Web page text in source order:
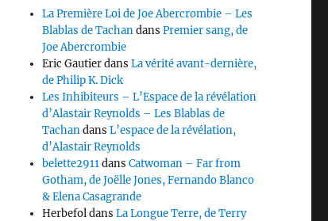
La Première Loi de Joe Abercrombie – Les
Blablas de TachandansPremier sang, de
Joe Abercrombie
Eric GautierdansLa vérité avant-dernière,
de Philip K. Dick
Les Inhibiteurs – L’Espace de la révélation
d’Alastair Reynolds – Les Blablas de
TachandansL’espace de la révélation,
d’Alastair Reynolds
belette2911dansCatwoman – Far from
Gotham, de Joëlle Jones, Fernando Blanco
& Elena Casagrande
HerbefoldansLa Longue Terre, de Terry